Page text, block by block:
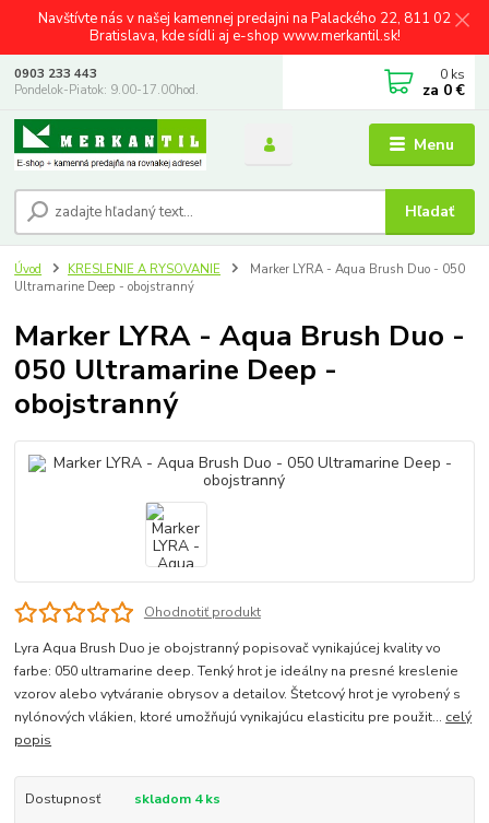
Navštívte nás v našej kamennej predajni na Palackého 22, 811 02
Bratislava, kde sídli aj e-shop www.merkantil.sk!
Menu
Hľadať
0903 233 443
Pondelok-Piatok: 9.00-17.00hod.
0 ks
za 0 €
Úvod KRESLENIE A RYSOVANIE
Marker LYRA - Aqua Brush Duo - 050
Ultramarine Deep - obojstranný
Marker LYRA - Aqua Brush Duo -
050 Ultramarine Deep -
obojstranný
Ohodnotiť produkt
Lyra Aqua Brush Duo je obojstranný popisovač vynikajúcej kvality vo
farbe: 050 ultramarine deep. Tenký hrot je ideálny na presné kreslenie
vzorov alebo vytváranie obrysov a detailov. Štetcový hrot je vyrobený s
nylónových vlákien, ktoré umožňujú vynikajúcu elasticitu pre použit... celý
popis
Dostupnosť skladom 4 ks